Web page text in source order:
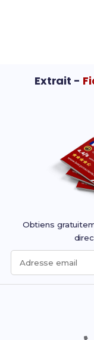
Extrait -
Obtiens
Adresse email